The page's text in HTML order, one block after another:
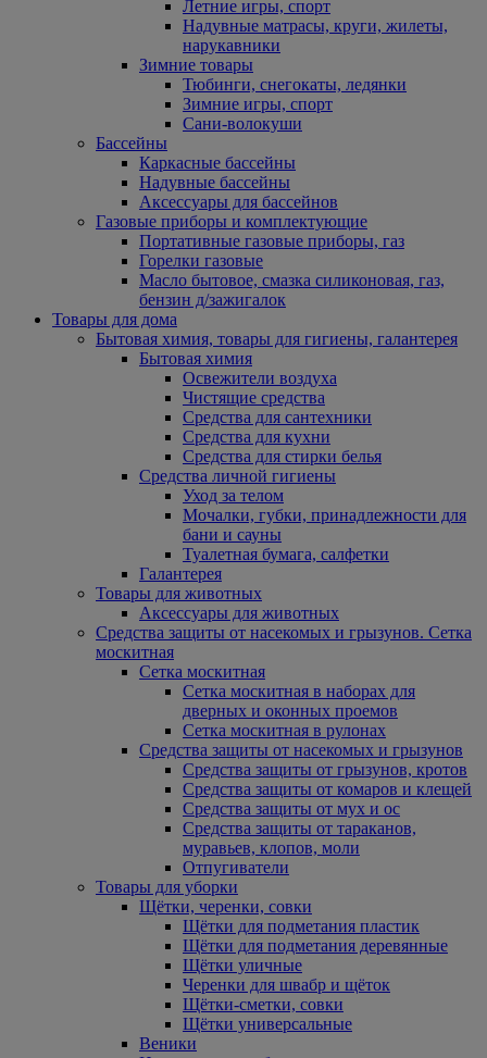
Летние игры, спорт
Надувные матрасы, круги, жилеты,
нарукавники
Зимние товары
Тюбинги, снегокаты, ледянки
Зимние игры, спорт
Сани-волокуши
Бассейны
Каркасные бассейны
Надувные бассейны
Аксессуары для бассейнов
Газовые приборы и комплектующие
Портативные газовые приборы, газ
Горелки газовые
Масло бытовое, смазка силиконовая, газ,
бензин д/зажигалок
Товары для дома
Бытовая химия, товары для гигиены, галантерея
Бытовая химия
Освежители воздуха
Чистящие средства
Средства для сантехники
Средства для кухни
Средства для стирки белья
Средства личной гигиены
Уход за телом
Мочалки, губки, принадлежности для
бани и сауны
Туалетная бумага, салфетки
Галантерея
Товары для животных
Аксессуары для животных
Средства защиты от насекомых и грызунов. Сетка
москитная
Сетка москитная
Сетка москитная в наборах для
дверных и оконных проемов
Сетка москитная в рулонах
Средства защиты от насекомых и грызунов
Средства защиты от грызунов, кротов
Средства защиты от комаров и клещей
Средства защиты от мух и ос
Средства защиты от тараканов,
муравьев, клопов, моли
Отпугиватели
Товары для уборки
Щётки, черенки, совки
Щётки для подметания пластик
Щётки для подметания деревянные
Щётки уличные
Черенки для швабр и щёток
Щётки-сметки, совки
Щётки универсальные
Веники